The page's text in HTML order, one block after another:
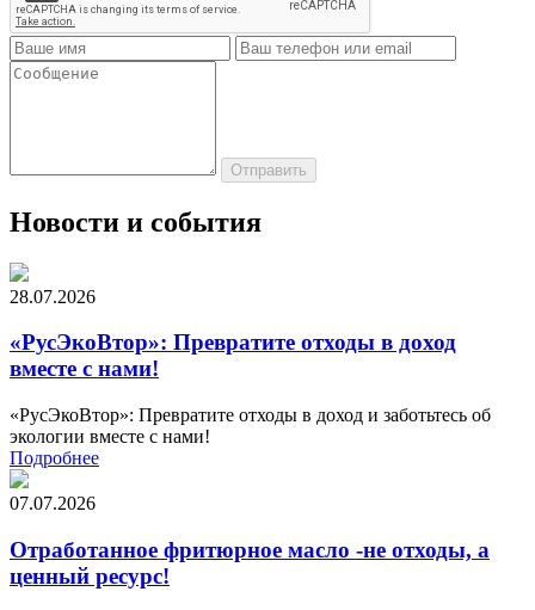
Новости и события
28.07.2026
«РусЭкоВтор»: Превратите отходы в доход
вместе с нами!
«РусЭкоВтор»: Превратите отходы в доход и заботьтесь об
экологии вместе с нами!
Подробнее
07.07.2026
Отработанное фритюрное масло -не отходы, а
ценный ресурс!